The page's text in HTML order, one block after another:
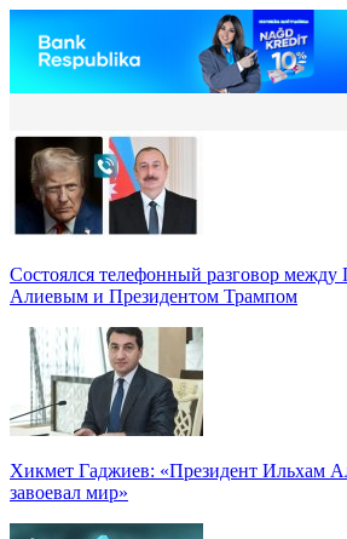
Состоялся телефонный разговор между
Алиевым и Президентом Трампом
Хикмет Гаджиев: «Президент Ильхам
завоевал мир»